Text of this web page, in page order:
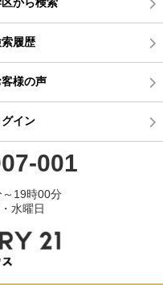
から検索
履歴
客様の声
グイン
001
19時00分
水曜日